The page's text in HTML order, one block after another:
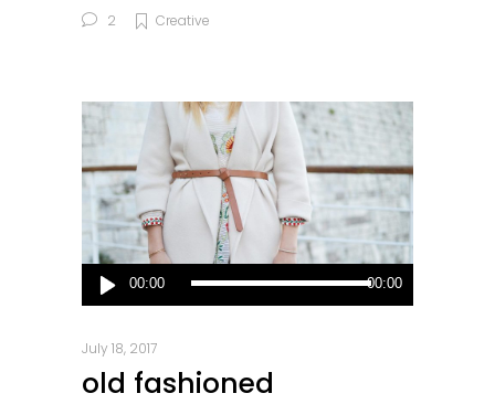
2
Creative
Audio
Player
00:00 00:00
July 18, 2017
old fashioned